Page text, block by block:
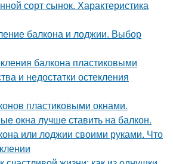
сорт сынок. Характеристика
балкона и лоджии. Выбор
балкона пластиковыми
и недостатки остекления
пластиковыми окнами.
окна лучше ставить на балкон.
или лоджии своими руками. Что